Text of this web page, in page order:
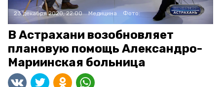
23 декабря 2020, 22:00 Медицина Фото:
В Астрахани возобновляет
плановую помощь Александро-
Мариинская больница